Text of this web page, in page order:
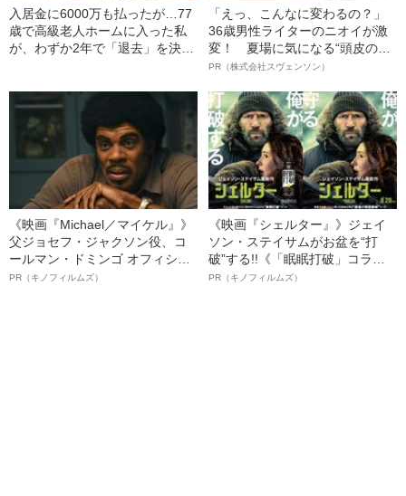
入居金に6000万も払ったが…77
歳で高級老人ホームに入った私
が、わずか2年で「退去」を決意
「えっ、こんなに変わるの？」
36歳男性ライターのニオイが激
変！ 夏場に気になる“頭皮のニ
オイ”や“ベタつき”を解消す
ト”が生み出した徹底ケアとは
PR（株式会社スヴェンソン）
《映画『Michael／マイケル』》
父ジョセフ・ジャクソン役、コ
ールマン・ドミンゴ オフィシャ
ルインタビュー“観客を魅了した
PR（キノフィルムズ）
《映画『シェルター』》ジェイ
ソン・ステイサムがお盆を“打
破”する!!《「眠眠打破」コラ
ボ》
PR（キノフィルムズ）